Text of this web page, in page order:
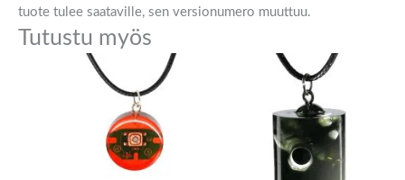
tuote tulee saataville, sen versionumero muuttuu.
Tutustu myös